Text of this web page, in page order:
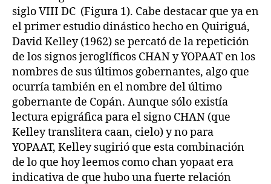
siglo VIII DC (Figura 1). Cabe destacar que ya en
el primer estudio dinástico hecho en Quiriguá,
David Kelley (1962) se percató de la repetición
de los signos jeroglíficos CHAN y YOPAAT en los
nombres de sus últimos gobernantes, algo que
ocurría también en el nombre del último
gobernante de Copán. Aunque sólo existía
lectura epigráfica para el signo CHAN (que
Kelley translitera caan, cielo) y no para
YOPAAT, Kelley sugirió que esta combinación
de lo que hoy leemos como chan yopaat era
indicativa de que hubo una fuerte relación